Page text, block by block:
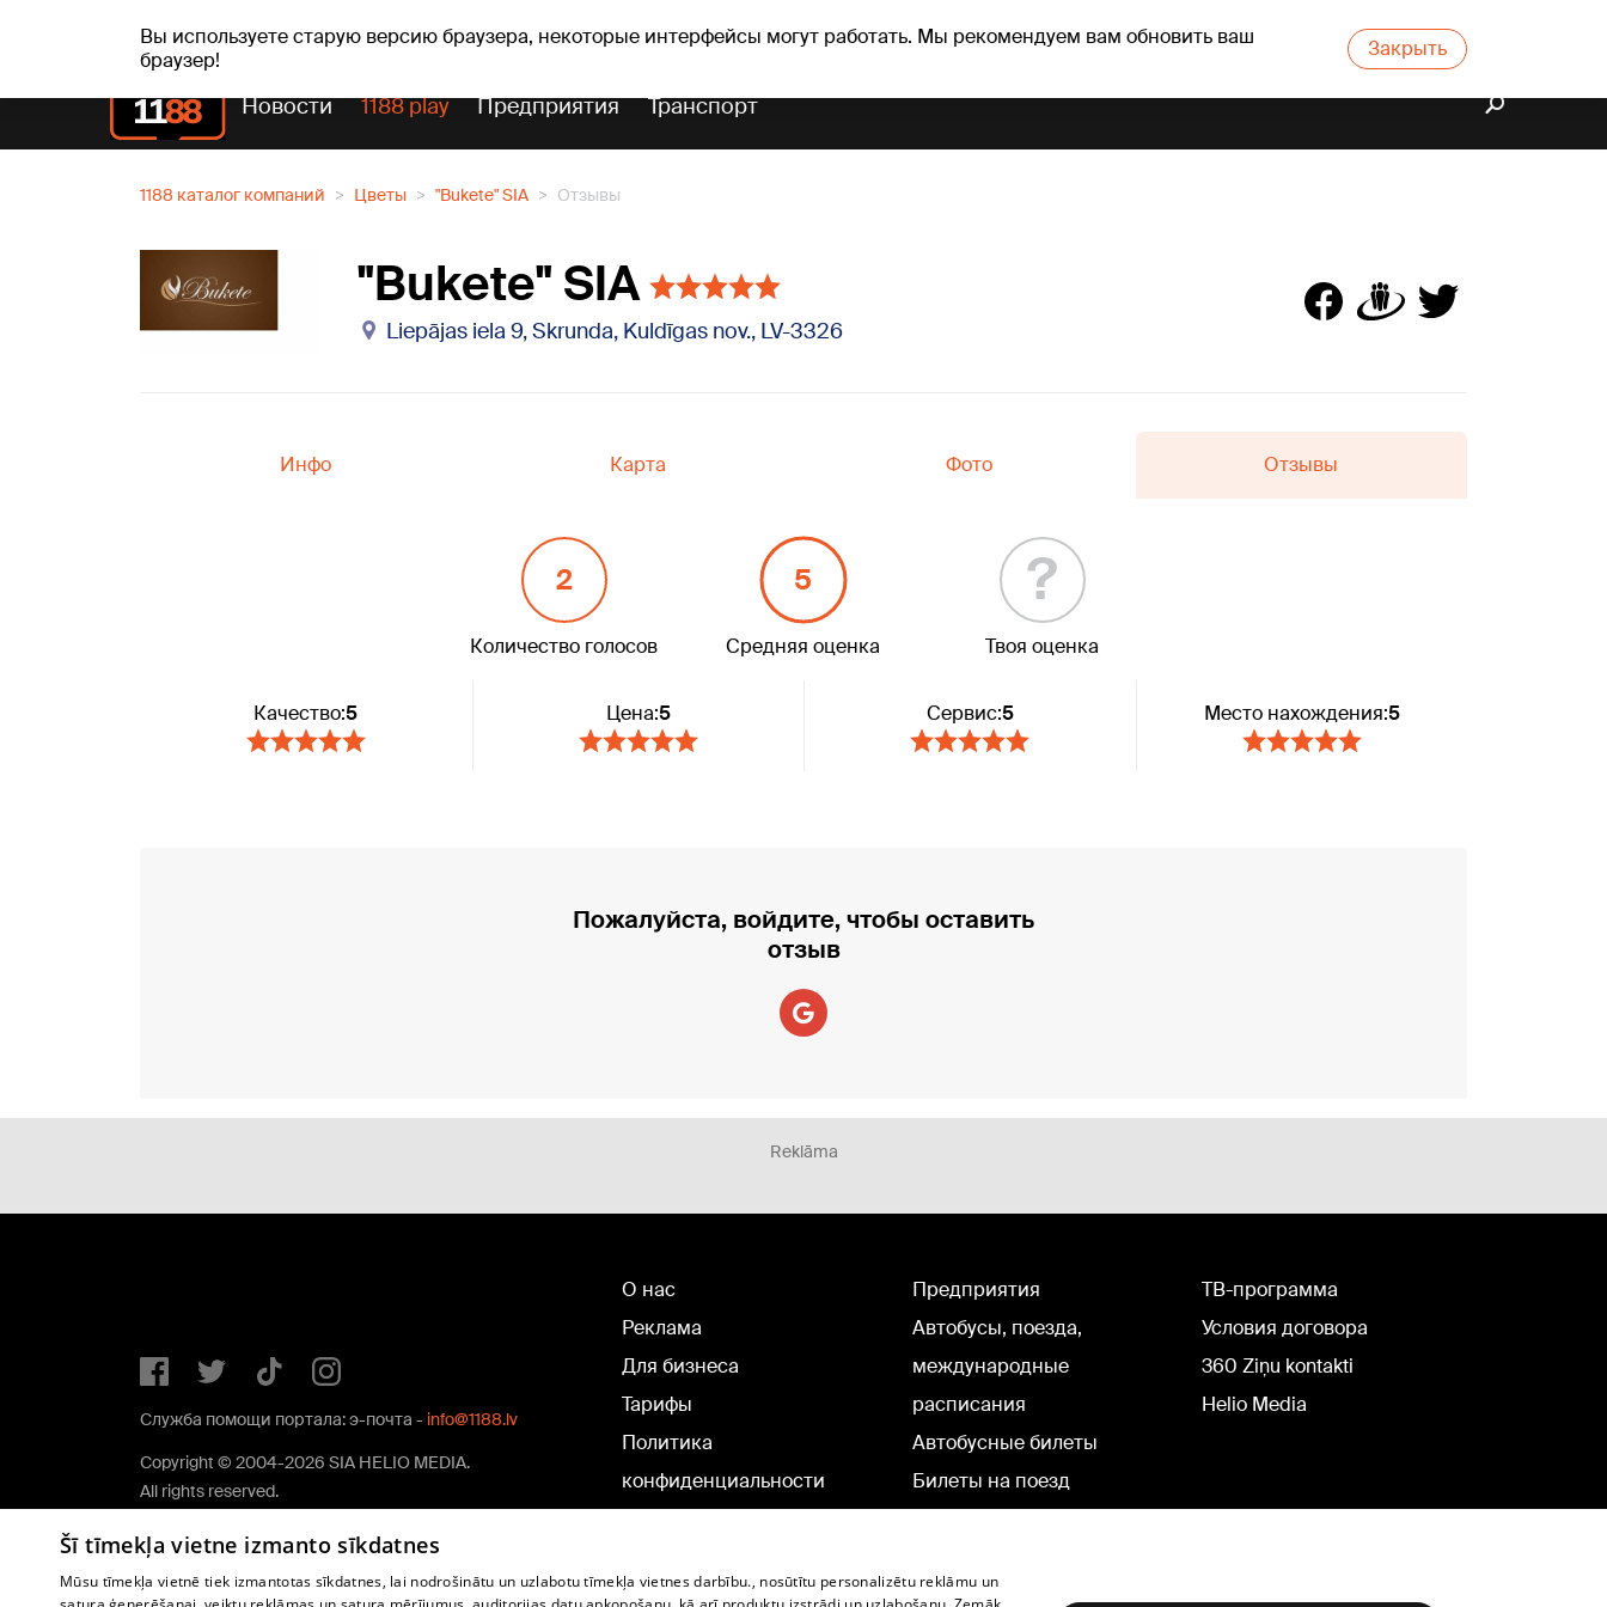
Вы используете старую версию браузера, некоторые интерфейсы могут работать. Мы рекомендуем вам обновить ваш
браузер!
Закрыть
пт, 07.08.2026. +20°C Alfrēds, Fredis, Madars Прогноз погоды Гороскопы
Новости 1188 play Предприятия Транспорт
1188 каталог компаний Цветы "Bukete" SIA Отзывы
"Bukete" SIA
Liepājas iela 9, Skrunda, Kuldīgas nov., LV-3326
Инфо Карта Фото Отзывы
2
Количество голосов
5
Средняя оценка
?
Твоя оценка
Качество:5 Цена:5 Сервис:5 Место нахождения:5
Пожалуйста, войдите, чтобы оставить
отзыв
Reklāma
Служба помощи портала: э-почта - info@1188.lv
Copyright © 2004-2026 SIA HELIO MEDIA.
All rights reserved.
О нас
Реклама
Для бизнеса
Тарифы
Политика
конфиденциальности
Политика использования
Предприятия
Автобусы, поезда,
международные
расписания
Автобусные билеты
Билеты на поезд
TВ-программа
Условия договора
360 Ziņu kontakti
Helio Media
Šī tīmekļa vietne izmanto sīkdatnes
Mūsu tīmekļa vietnē tiek izmantotas sīkdatnes, lai nodrošinātu un uzlabotu tīmekļa vietnes darbību., nosūtītu personalizētu reklāmu un